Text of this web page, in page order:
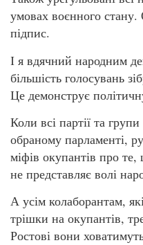
умовах воєнного
підпис.
І я вдячний народним
більшість голосувань
Це демонструє
Коли всі партії та
обраному парламенті,
міфів окупантів про
не представляє волі
А усім колаборантам,
трішки на окупантів,
Ростові вони